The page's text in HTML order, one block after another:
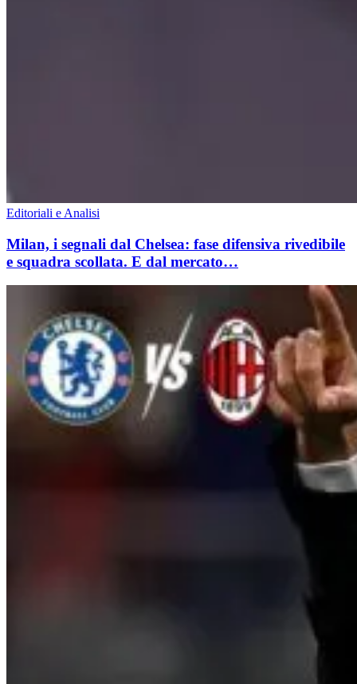
Editoriali e Analisi
Milan, i segnali dal Chelsea: fase difensiva rivedibile
e squadra scollata. E dal mercato…